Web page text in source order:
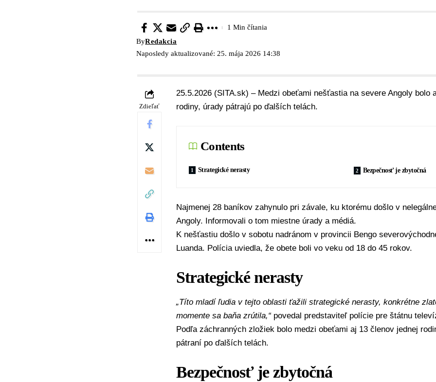
Naposledy aktualizované: 25. mája 2026 14:38
ByRedakcia
1 Min čítania
Zdieľať
25.5.2026 (SITA.sk) – Medzi obeťami nešťastia na severe Angoly bolo
rodiny, úrady pátrajú po ďalších telách.
Contents
Strategické nerasty Bezpečnosť je zbytočná
Najmenej 28 baníkov zahynulo pri závale, ku ktorému došlo v
Angoly. Informovali o tom miestne úrady a médiá.
K nešťastiu došlo v sobotu nadránom v provincii Bengo
Luanda. Polícia uviedla, že obete boli vo veku od 18 do 45 rokov.
Strategické nerasty
„Títo mladí ľudia v tejto oblasti ťažili strategické nerasty, konkrétne
momente sa baňa zrútila,“povedal predstaviteľ polície pre štátnu
Podľa záchranných zložiek bolo medzi obeťami aj 13 členov jednej
pátraní po ďalších telách.
Bezpečnosť je zbytočná